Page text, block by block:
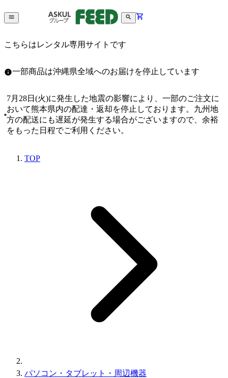
こちらはレンタル専用サイトです
一部商品は沖縄県全域へのお届けを停止しています
7月28日(火)に発生した地震の影響により、一部のご注文に
おいて熊本県内の配達・返却を停止しております。九州地
方の配送にも遅延が発生する場合がございますので、余裕
をもった日程でご利用ください。
TOP
パソコン・タブレット・周辺機器